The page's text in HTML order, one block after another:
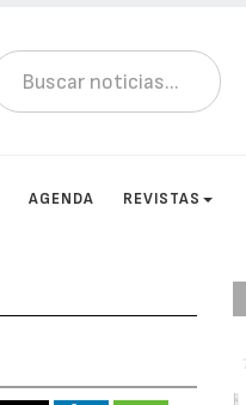
AGENDA REVISTAS